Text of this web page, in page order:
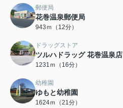
郵便局
花巻温泉郵便局
943ｍ（12分）
ドラッグストア
ツルハドラッグ 花巻温泉店
1231ｍ（16分）
幼稚園
ゆもと幼稚園
1624ｍ（21分）